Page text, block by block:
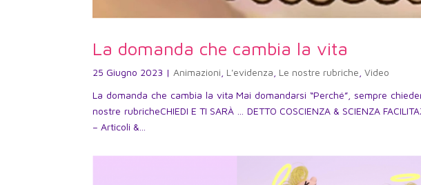
La domanda che cambia la vita
25 Giugno 2023 |Animazioni, L'evidenza, Le nostre rubriche,Video
La domanda che cambia la vita Mai domandarsi “Perché”, sempre
nostre rubricheCHIEDI E TI SARÀ … DETTO COSCIENZA & SCIENZA
– Articoli &...